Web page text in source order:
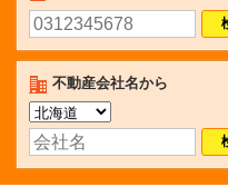
不動産会社名から